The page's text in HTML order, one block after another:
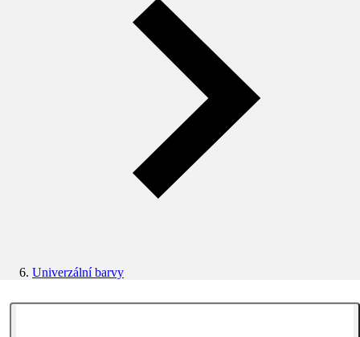
Univerzální barvy